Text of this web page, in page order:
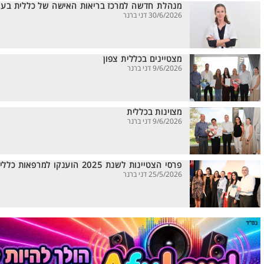
מנהלת חדשה למרכז בריאות האישה של כללית
30/6/2026 דני ברנר
מצטיינים בכללית צפון
9/6/2026 דני ברנר
מצוינות בכללית
9/6/2026 דני ברנר
פרסי הצטיינות לשנת 2025 הוענקו למרפאות כללית במחוז צפון
25/5/2026 דני ברנר